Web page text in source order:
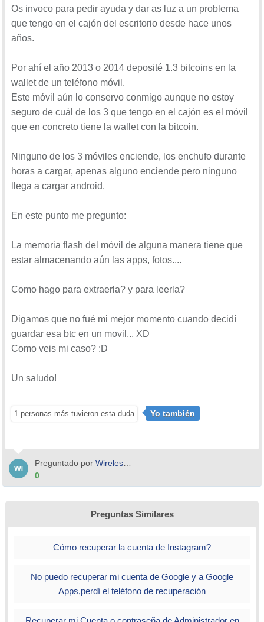
Os invoco para pedir ayuda y dar as luz a un problema
que tengo en el cajón del escritorio desde hace unos
años.
Por ahí el año 2013 o 2014 deposité 1.3 bitcoins en la
wallet de un teléfono móvil.
Este móvil aún lo conservo conmigo aunque no estoy
seguro de cuál de los 3 que tengo en el cajón es el móvil
que en concreto tiene la wallet con la bitcoin.
Ninguno de los 3 móviles enciende, los enchufo durante
horas a cargar, apenas alguno enciende pero ninguno
llega a cargar android.
En este punto me pregunto:
La memoria flash del móvil de alguna manera tiene que
estar almacenando aún las apps, fotos....
Como hago para extraerla? y para leerla?
Digamos que no fué mi mejor momento cuando decidí
guardar esa btc en un movil... XD
Como veis mi caso? :D
Un saludo!
1 personas más tuvieron esta duda Yo también
Preguntado por WirelessNinja
0
Preguntas Similares
Cómo recuperar la cuenta de Instagram?
No puedo recuperar mi cuenta de Google y a Google
Apps,perdí el teléfono de recuperación